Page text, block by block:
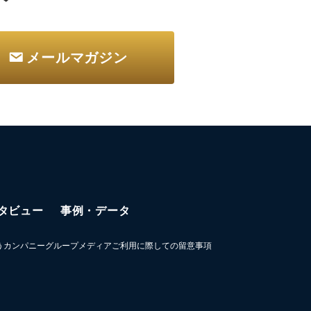
メールマガジン
ビュー 事例・データ
カンパニーグループメディアご利用に際しての留意事項